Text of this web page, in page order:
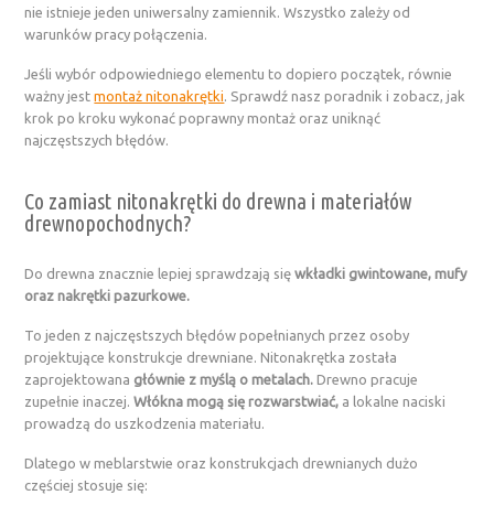
nie istnieje jeden uniwersalny zamiennik. Wszystko zależy od
warunków pracy połączenia.
Jeśli wybór odpowiedniego elementu to dopiero początek, równie
ważny jestmontaż nitonakrętki. Sprawdź nasz poradnik i zobacz, jak
krok po kroku wykonać poprawny montaż oraz uniknąć
najczęstszych błędów.
Co zamiast nitonakrętki do drewna i materiałów
drewnopochodnych?
Do drewna znacznie lepiej sprawdzają sięwkładki gwintowane, mufy
oraz nakrętki pazurkowe.
To jeden z najczęstszych błędów popełnianych przez osoby
projektujące konstrukcje drewniane. Nitonakrętka została
zaprojektowana głównie z myślą o metalach. Drewno pracuje
zupełnie inaczej.Włókna mogą się rozwarstwiać, a lokalne naciski
prowadzą do uszkodzenia materiału.
Dlatego w meblarstwie oraz konstrukcjach drewnianych dużo
częściej stosuje się: